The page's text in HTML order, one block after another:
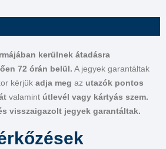
kerülnek átadásra
72 órán belül. A jegyek garantáltak
kérjük adja meg az utazók pontos
valamint útlevél vagy kártyás szem.
visszaigazolt jegyek garantáltak.